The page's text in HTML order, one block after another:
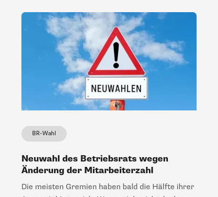
BR-Wahl
Neuwahl des Betriebsrats wegen
Änderung der Mitarbeiterzahl
Die meisten Gremien haben bald die Hälfte ihrer